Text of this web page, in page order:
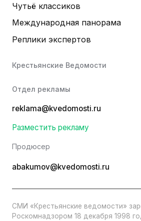
Чутьё классиков
Международная панорама
Реплики экспертов
Крестьянские Ведомости
Отдел рекламы
reklama@kvedomosti.ru
Разместить рекламу
Продюсер
abakumov@kvedomosti.ru
СМИ «Крестьянские ведомости»
Роскомнадзором 18 декабря 1998